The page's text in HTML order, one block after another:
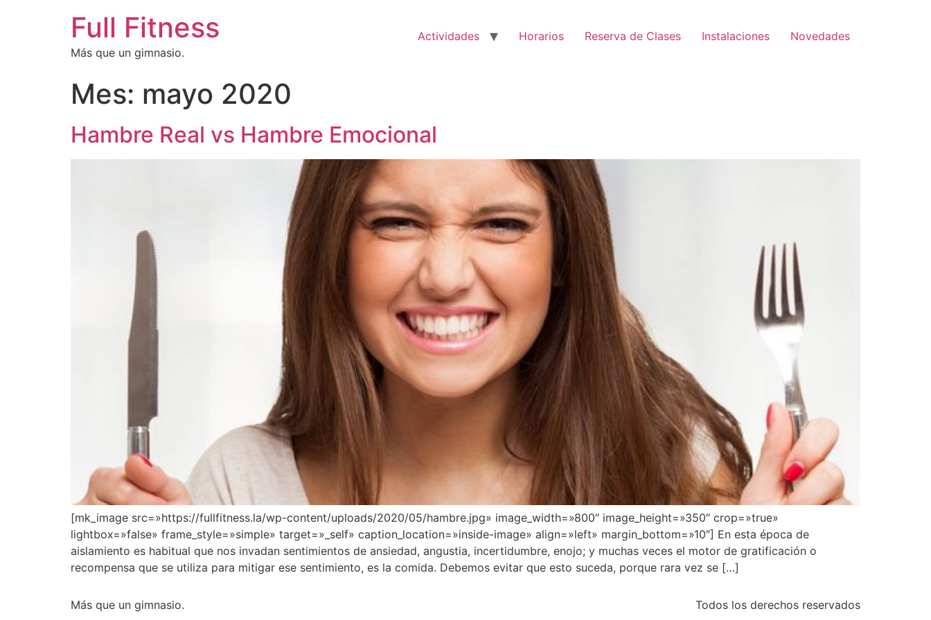
Full Fitness
Más que un gimnasio.
Actividades Horarios Reserva de Clases Instalaciones Novedades
Mes: mayo 2020
Hambre Real vs Hambre Emocional
[mk_image src=»https://fullfitness.la/wp-content/uploads/2020/05/hambre.jpg» image_width=»800″ image_height=»350″ crop=»true»
lightbox=»false» frame_style=»simple» target=»_self» caption_location=»inside-image» align=»left» margin_bottom=»10″] En esta época de
aislamiento es habitual que nos invadan sentimientos de ansiedad, angustia, incertidumbre, enojo; y muchas veces el motor de gratificación o
recompensa que se utiliza para mitigar ese sentimiento, es la comida. Debemos evitar que esto suceda, porque rara vez se […]
Más que un gimnasio. Todos los derechos reservados